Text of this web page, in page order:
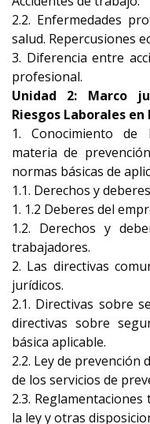
2.2. Enfermedades
salud. Repercusiones
3. Diferencia entre
profesional.
Unidad 2: Marco
Riesgos Laborales en
1. Conocimiento de
materia de
normas básicas de
1.1. Derechos y
1. 1.2 Deberes del
1.2. Derechos y
trabajadores.
2. Las directivas
jurídicos.
2.1. Directivas sobre
directivas sobre
básica aplicable.
2.2. Ley de prevención
de los servicios de
2.3.
la ley y otras